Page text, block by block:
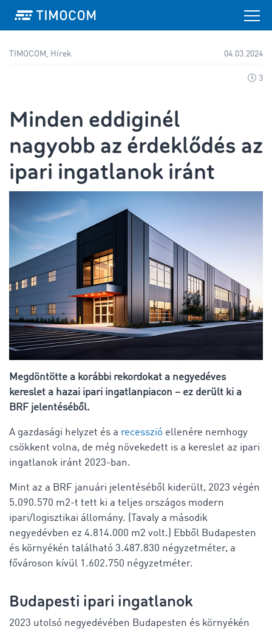
TIMOCOM, Hírek 04.03.2024
3
Minden eddiginél
nagyobb az érdeklődés az
ipari ingatlanok iránt
Megdöntötte a korábbi rekordokat a negyedéves
kereslet a hazai ipari ingatlanpiacon – ez derült ki a
BRF jelentéséből.
A gazdasági helyzet és a recesszió ellenére nemhogy
csökkent volna, de még növekedett is a kereslet az ipari
ingatlanok iránt 2023-ban.
Mint az a BRF januári jelentéséből kiderült, 2023 végén
5.090.570 m2-t tett ki a teljes országos modern
ipari/logisztikai állomány. (Tavaly a második
negyedévben ez 4.814.000 m2 volt.) Ebből Budapesten
és környékén található 3.487.830 négyzetméter, a
fővároson kívül 1.602.750 négyzetméter.
Budapesti ipari ingatlanok
2023 utolsó negyedévében Budapesten és környékén